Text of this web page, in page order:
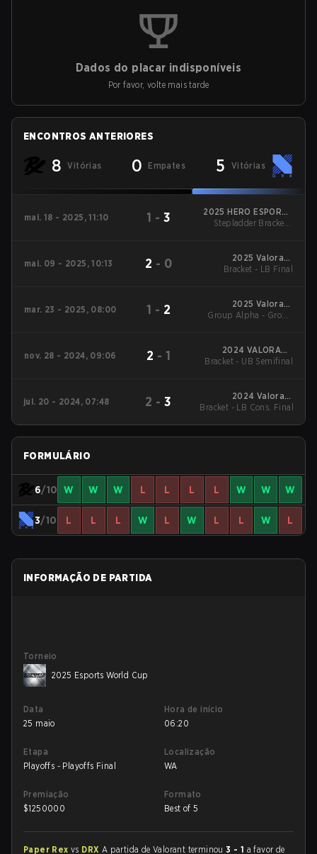
Dados do placar indisponíveis
Por favor, volte mais tarde
ENCONTROS ANTERIORES
8 Vitórias 0 Empates 5 Vitórias
mai. 18 - 2025, 11:10 1 - 3
2025 HERO ESPORTS
Asian Champions
Stepladder Bracket -
mai. 09 - 2025, 10:13 2 - 0
2025 Valorant
Champions Tour:
Bracket - LB Final
mar. 23 - 2025, 08:00 1 - 2
2025 Valorant
Champions Tour:
Group Alpha - Group
nov. 28 - 2024, 09:06 2 - 1
2024 VALORANT
Radiant Asia
Bracket - UB Semifinal
jul. 20 - 2024, 07:48 2 -3
2024 Valorant
Champions Tour:
Bracket - LB Cons. Final
FORMULÁRIO
6/10 W W W L L L L W W W
3/10 L L L W L W L L W L
INFORMAÇÃO DE PARTIDA
Torneio
2025 Esports World Cup
Data
25 maio
Hora de início
06:20
Etapa
Playoffs - Playoffs Final
Localização
WA
Premiação
$1250000
Formato
Best of 5
Paper Rex vs DRX A partida de Valorant terminou3 - 1 a favor de